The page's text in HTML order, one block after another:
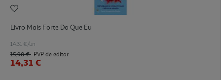
Livro Mais Forte Do Que Eu
14.31 €/un
15,90 € PVP de editor
14,31 €